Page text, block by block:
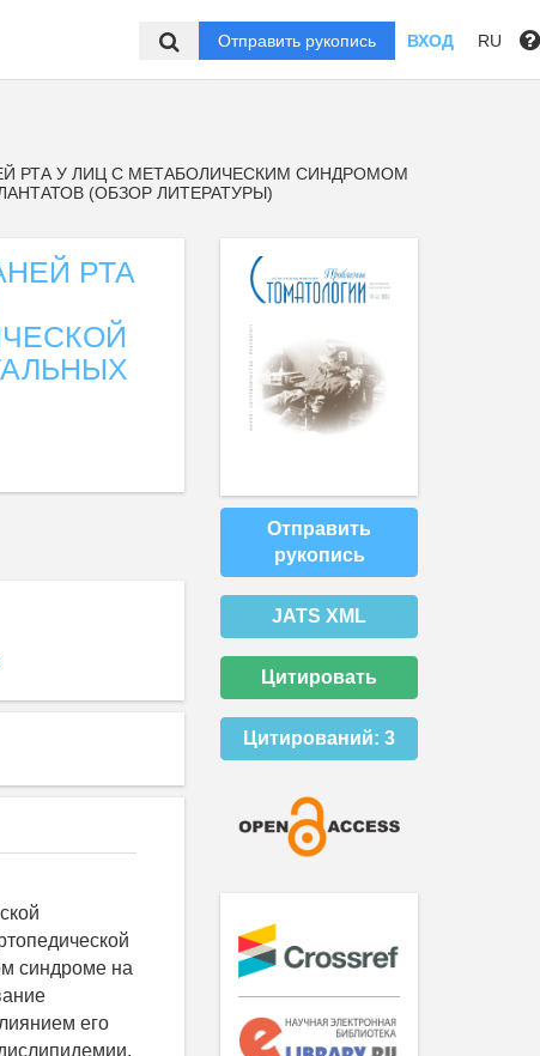
Отправить рукопись ВХОД RU
РТА У ЛИЦ С МЕТАБОЛИЧЕСКИМ СИНДРОМОМ
(ОБЗОР ЛИТЕРАТУРЫ)
РТА
синдроме на
его
Отправить
рукопись
JATS XML
Цитировать
Цитирований: 3